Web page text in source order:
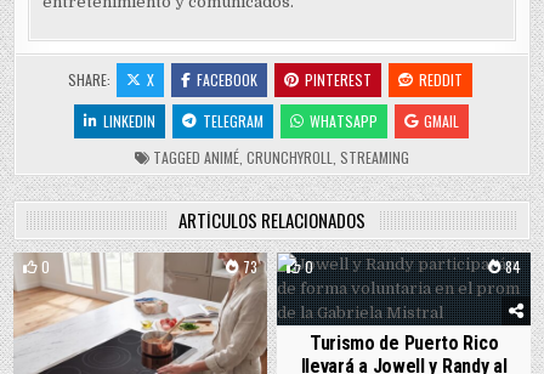
SHARE: X FACEBOOK PINTEREST
REDDIT
LINKEDIN
TELEGRAM WHATSAPP
GMAIL
TAGGED ANIMÉ CRUNCHYROLL STREAMING
ARTÍCULOS RELACIONADOS
0 73 0 84
Turismo de Puerto Rico
llevará a Jowell y Randy al